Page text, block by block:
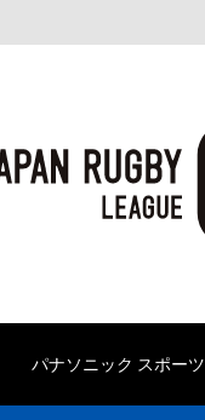
パナソニック スポーツ